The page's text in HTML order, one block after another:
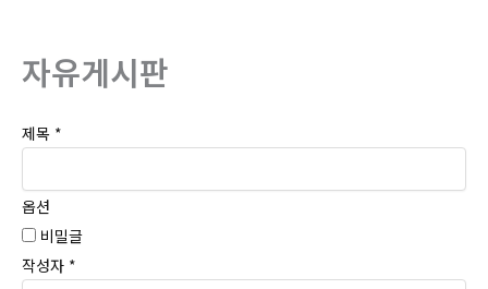
자유게시판
제목 *
옵션
비밀글
작성자 *